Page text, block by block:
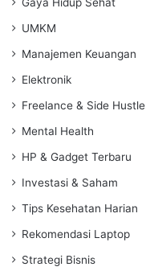
UMKM
Manajemen Keuangan
Elektronik
Freelance & Side Hustle
Mental Health
HP & Gadget Terbaru
Investasi & Saham
Tips Kesehatan Harian
Rekomendasi Laptop
Strategi Bisnis